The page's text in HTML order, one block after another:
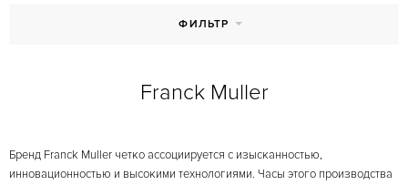
27-44
ФИЛЬТР
Franck Muller
Бренд Franck Muller четко ассоциируется с изысканностью,
инновационностью и высокими технологиями. Часы этого производства